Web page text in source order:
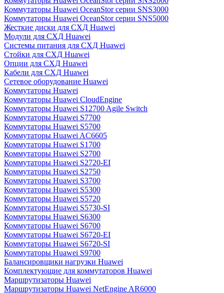
Коммутаторы Huawei OceanStor серии SNS3000
Коммутаторы Huawei OceanStor серии SNS5000
Жесткие диски для СХД Huawei
Модули для СХД Huawei
Системы питания для СХД Huawei
Стойки для СХД Huawei
Опции для СХД Huawei
Кабели для СХД Huawei
Сетевое оборудование Huawei
Коммутаторы Huawei
Коммутаторы Huawei CloudEngine
Коммутаторы Huawei S12700 Agile Switch
Коммутаторы Huawei S7700
Коммутаторы Huawei S5700
Коммутаторы Huawei AC6605
Коммутаторы Huawei S1700
Коммутаторы Huawei S2700
Коммутаторы Huawei S2720-EI
Коммутаторы Huawei S2750
Коммутаторы Huawei S3700
Коммутаторы Huawei S5300
Коммутаторы Huawei S5720
Коммутаторы Huawei S5730-SI
Коммутаторы Huawei S6300
Коммутаторы Huawei S6700
Коммутаторы Huawei S6720-EI
Коммутаторы Huawei S6720-SI
Коммутаторы Huawei S9700
Балансировщики нагрузки Huawei
Комплектующие для коммутаторов Huawei
Маршрутизаторы Huawei
Маршрутизаторы Huawei NetEngine AR6000